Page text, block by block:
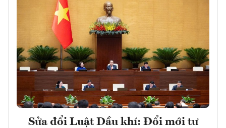
Sửa đổi Luật Dầu khí: Đổi mới tư